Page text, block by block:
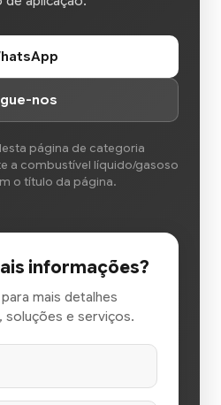
nos
página de categoria
a combustível líquido/gasoso
o título da página.
informações?
mais detalhes
, soluções e serviços.